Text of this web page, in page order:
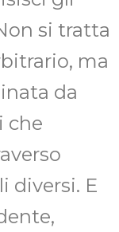
si tratta
ma
da
che
diversi. E